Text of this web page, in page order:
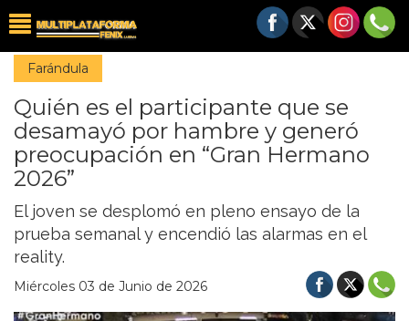
Farándula
Quién es el participante que se
desamayó por hambre y generó
preocupación en “Gran Hermano
2026”
El joven se desplomó en pleno ensayo de la
prueba semanal y encendió las alarmas en el
reality.
Miércoles 03 de Junio de 2026